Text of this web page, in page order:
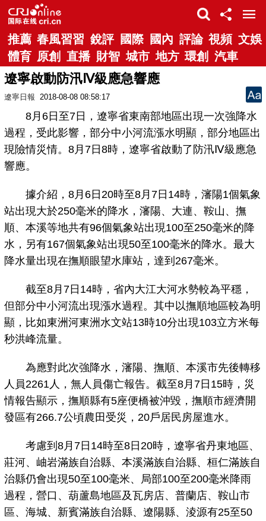
推薦 春風習習 銳評 國際 國內 評論 視頻 文娛
體育 原創 直播 財智 城市 地方 環創 汽車
遼寧啟動防汛Ⅳ級應急響應
遼寧日報 2018-08-08 08:58:17
8月6日至7日，遼寧省東南部地區出現一次強降水
過程，受此影響，部分中小河流漲水明顯，部分地區出
現險情災情。8月7日8時，遼寧省啟動了防汛Ⅳ級應急
響應。
據介紹，8月6日20時至8月7日14時，瀋陽1個氣象
站出現大於250毫米的降水，瀋陽、大連、鞍山、撫
順、本溪等地共有96個氣象站出現100至250毫米的降
水，另有167個氣象站出現50至100毫米的降水。最大
降水量出現在撫順眼望水庫站，達到267毫米。
截至8月7日14時，省內大江大河水勢較為平穩，
但部分中小河流出現漲水過程。其中以撫順地區較為明
顯，比如東洲河東洲水文站13時10分出現103立方米每
秒洪峰流量。
為應對此次強降水，瀋陽、撫順、本溪市先後轉移
人員2261人，無人員傷亡報告。截至8月7日15時，災
情報告顯示，撫順縣有5座便橋被沖毀，撫順市經濟開
發區有266.7公頃農田受災，20戶居民房屋進水。
考慮到8月7日14時至8日20時，遼寧省丹東地區、
莊河、岫岩滿族自治縣、本溪滿族自治縣、桓仁滿族自
治縣仍會出現50至100毫米、局部100至200毫米降雨
過程，營口、葫蘆島地區及瓦房店、普蘭店、鞍山市
區、海城、新賓滿族自治縣、遼陽縣、淩源有25至50